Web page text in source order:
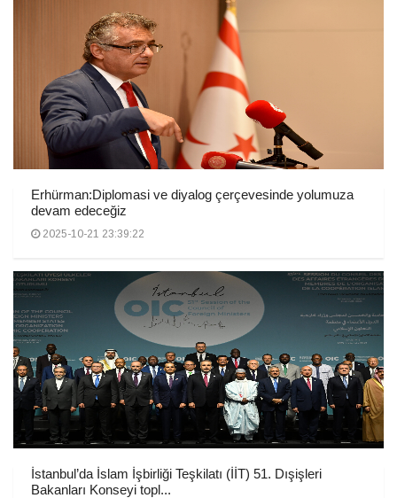
Erhürman:Diplomasi ve diyalog çerçevesinde yolumuza
devam edeceğiz
2025-10-21 23:39:22
İstanbul’da İslam İşbirliği Teşkilatı (İİT) 51. Dışişleri
Bakanları Konseyi topl...